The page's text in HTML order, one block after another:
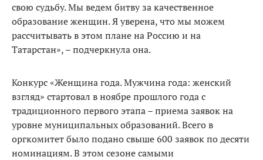
свою судьбу. Мы ведем битву за качественное
образование женщин. Я уверена, что мы можем
рассчитывать в этом плане на Россию и на
Татарстан», – подчеркнула она.
Конкурс «Женщина года. Мужчина года: женский
взгляд» стартовал в ноябре прошлого года с
традиционного первого этапа – приема заявок на
уровне муниципальных образований. Всего в
оргкомитет было подано свыше 600 заявок по десяти
номинациям. В этом сезоне самыми